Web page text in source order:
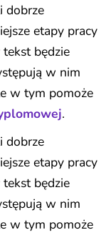
dobrze
etapy pracy
tekst będzie
w nim
w tym pomoże
.
dobrze
etapy pracy
tekst będzie
w nim
w tym pomoże